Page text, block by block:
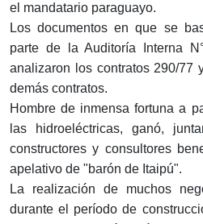
el mandatario paraguayo.
Los documentos en que se
parte de la Auditoría Interna
analizaron los contratos 290/77
demás contratos.
Hombre de inmensa fortuna a
las hidroeléctricas, ganó,
constructores y consultores
apelativo de "barón de Itaipú".
La realización de muchos
durante el período de